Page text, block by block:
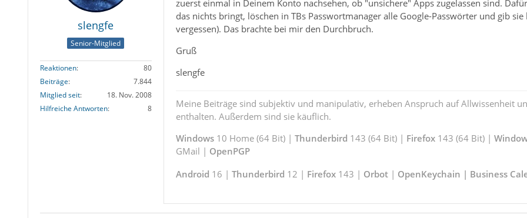
slengfe
Senior-Mitglied
Reaktionen
80
Beiträge
7.844
Mitglied seit
18. Nov. 2008
Hilfreiche Antworten
8
zuerst einmal in Deinem Konto nachsehen, ob "unsichere" Apps zugelassen sind.
das nichts bringt, löschen in TBs Passwortmanager alle Google-Passwörter und gib
vergessen). Das brachte bei mir den Durchbruch.
Gruß
slengfe
Meine Beiträge sind subjektiv und manipulativ, erheben Anspruch auf Allwissenheit
enthalten. Außerdem sind sie käuflich.
Windows10 Home (64 Bit) | Thunderbird 143 (64 Bit) | Firefox143 (64 Bit) |
GMail | OpenPGP
Android 16 | Thunderbird 12 | Firefox143 | Orbot| OpenKeychain | Business